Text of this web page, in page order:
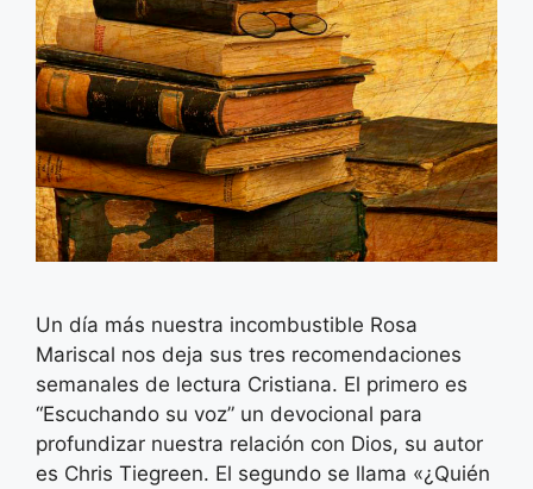
Un día más nuestra incombustible Rosa
Mariscal nos deja sus tres recomendaciones
semanales de lectura Cristiana. El primero es
“Escuchando su voz” un devocional para
profundizar nuestra relación con Dios, su autor
es Chris Tiegreen. El segundo se llama «¿Quién